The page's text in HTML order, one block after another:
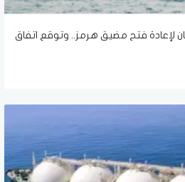
لإعادة فتح مضيق هرمز.. وتوقع اتفاق